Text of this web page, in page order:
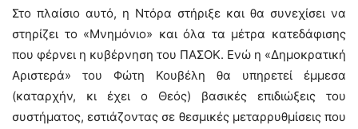
Στο πλαίσιο αυτό, η Ντόρα στήριξε και θα συνεχίσει να
στηρίζει το «Μνημόνιο» και όλα τα μέτρα κατεδάφισης
που φέρνει η κυβέρνηση του ΠΑΣΟΚ. Ενώ η «Δημοκρατική
Αριστερά» του Φώτη Κουβέλη θα υπηρετεί έμμεσα
(καταρχήν, κι έχει ο Θεός) βασικές επιδιώξεις του
συστήματος, εστιάζοντας σε θεσμικές μεταρρυθμίσεις που